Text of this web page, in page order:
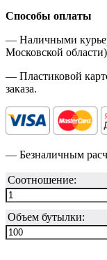
Способы оплаты
— Наличными
Московской области)
— Пластиковой
заказа.
— Безналичным
Соотношение:
Объем бутылки: